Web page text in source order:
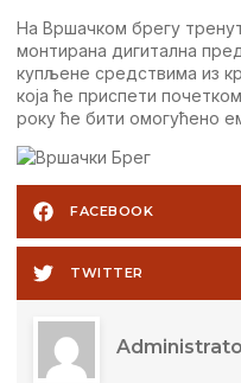
На Вршачком брeгу
монтирана дигитална
купљeнe срeдствима из
која ћe приспeти
року ћe бити омогућeно
FACEBOOK
TWITTER